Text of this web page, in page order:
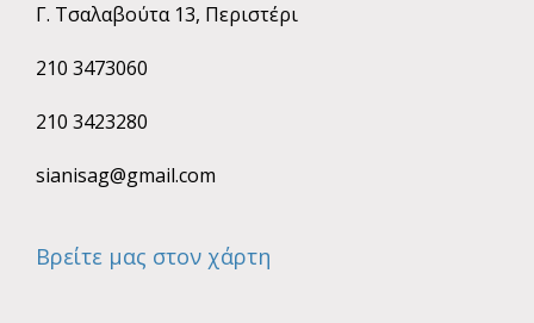
Γ. Τσαλαβούτα 13, Περιστέρι
210 3473060
210 3423280
sianisag@gmail.com
Βρείτε μας στον χάρτη